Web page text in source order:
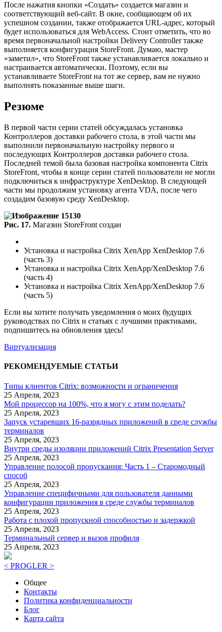
После нажатия кнопки «Создать» создается магазин и
соответствующий веб-сайт. В окне, сообщающем об их
успешном создании, также отображается URL-адрес, который
будет использоваться для WebAccess. Стоит отметить, что во
время первоначальной настройки Delivery Controller также
выполняется конфигурация StoreFront. Думаю, мастер
«заметил», что StoreFront также устанавливается локально и
настраивается автоматически. Поэтому, если вы
устанавливаете StoreFront на тот же сервер, вам не нужно
выполнять показанные выше шаги.
Резюме
В первой части серии статей обсуждалась установка
Контроллеров доставки рабочего стола, в этой части мы
выполнили первоначальную настройку первого и
последующих Контроллеров доставки рабочего стола.
Последней темой была базовая настройка компонента Citrix
StoreFront, чтобы в конце серии статей пользователи не могли
подключиться к инфраструктуре XenDesktop. В следующей
части мы продолжим установку агента VDA, после чего
создадим базовую среду XenDesktop.
Рис. 17. Магазин StoreFront создан
Установка и настройка Citrix XenApp XenDesktop 7.6
(часть 3)
Установка и настройка Citrix XenApp/XenDesktop 7.6
(часть 4)
Установка и настройка Citrix XenApp/XenDesktop 7.6
(часть 5)
Если вы хотите получать уведомления о моих будущих
руководствах по Citrix и статьях с лучшими практиками,
подпишитесь на обновления здесь!
Виртуализация
РЕКОМЕНДУЕМЫЕ СТАТЬИ
Типы клиентов Citrix: возможности и ограничения
25 Апреля, 2023
Мой процессор на 100%, что я могу с этим поделать?
25 Апреля, 2023
Запуск устаревших 16-разрядных приложений в среде службы
терминалов
25 Апреля, 2023
Внутри среды изоляции приложений Citrix Presentation Server
25 Апреля, 2023
Управление полосой пропускания: Часть 1 – Старомодный
способ
25 Апреля, 2023
Управление специфичными для пользователя данными
конфигурации приложения в среде службы терминалов
25 Апреля, 2023
Работа с плохой пропускной способностью и задержкой
25 Апреля, 2023
Терминальный сервер и вызов профиля
25 Апреля, 2023
< PROGLER >
Общее
Контакты
Политика конфиденциальности
Блог
Карта сайта